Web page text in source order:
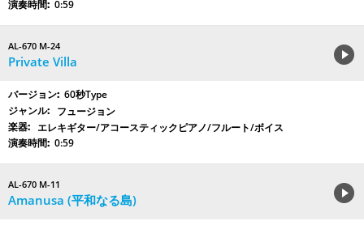
0:59
AL-670 M-24
Private Villa
60秒Type
フュージョン
エレキギター/アコースティックピアノ/フルート/ボイス
0:59
AL-670 M-11
Amanusa (平和なる島)